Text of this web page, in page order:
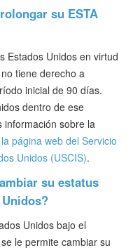
su ESTA
Estados Unidos en virtud
tiene derecho a
inicial de 90 días.
dentro de ese
información sobre la
la página web del Servicio
Unidos (USCIS).
su estatus
Unidos bajo el
le permite cambiar su